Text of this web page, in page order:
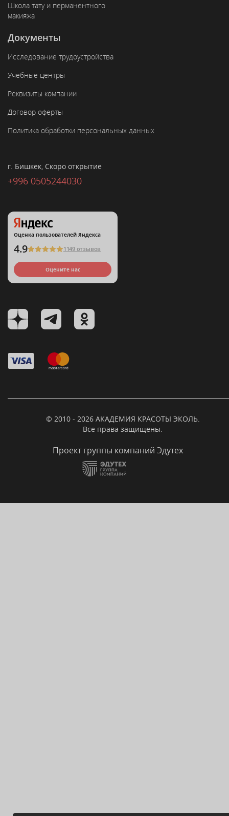
Школа тату и перманентного
макияжа
Документы
Исследование трудоустройства
Учебные центры
Реквизиты компании
Договор оферты
Политика обработки персональных данных
г. Бишкек, Скоро открытие
+996 0505244030
Оценка пользователей Яндекса
4.9 1149 отзывов
Оцените нас
© 2010 - 2026 АКАДЕМИЯ КРАСОТЫ ЭКОЛЬ.
Все права защищены.
Проект группы компаний Эдутех